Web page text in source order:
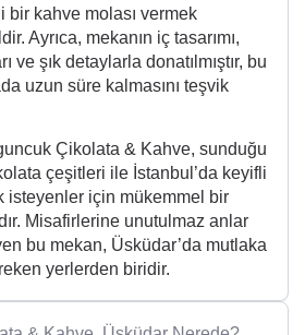
bir kahve molası vermek
Ayrıca, mekanın iç tasarımı,
ve şık detaylarla donatılmıştır, bu
uzun süre kalmasını teşvik
Çikolata & Kahve, sunduğu
çeşitleri ile İstanbul’da keyifli
isteyenler için mükemmel bir
Misafirlerine unutulmaz anlar
bu mekan, Üsküdar’da mutlaka
yerlerden biridir.